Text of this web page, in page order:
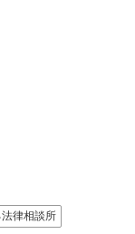
律相談所